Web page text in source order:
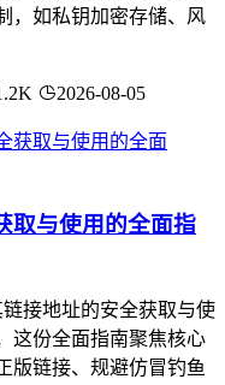
，如私钥加密存储、风
2026-08-05
取与使用的全面指
接地址的安全获取与使
这份全面指南聚焦核心
版链接、规避仿冒钓鱼